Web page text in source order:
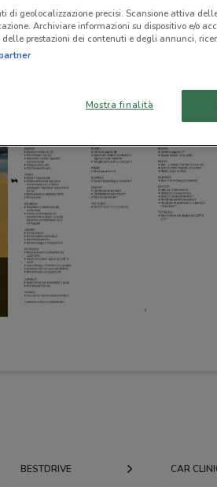
BESTDRIVE CAR
di geolocalizzazione precisi. Scansione attiva
Archiviare informazioni su dispositivo e/o
prestazioni dei contenuti e degli annunci,
Mostra finalità